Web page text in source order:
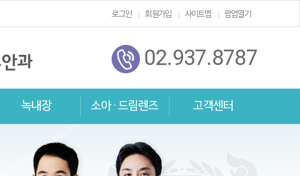
로그인 회원가입 사이트맵 팝업열기
02.937.8787
녹내장 소아 · 드림렌즈 고객센터